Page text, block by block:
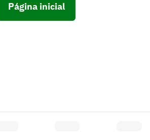
Página inicial